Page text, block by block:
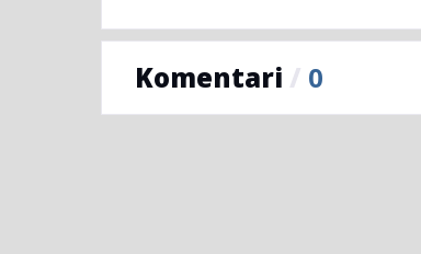
Komentari / 0